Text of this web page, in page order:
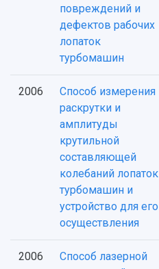
повреждений и
дефектов рабочих
лопаток
турбомашин
2006
Способ измерения
раскрутки и
амплитуды
крутильной
составляющей
колебаний лопаток
турбомашин и
устройство для его
осуществления
2006
Способ лазерной